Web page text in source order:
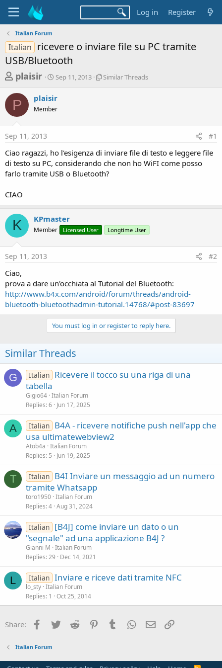
Log in Register
Italian Forum
Italian ricevere o inviare file su PC tramite
USB/Bluetooth
T
r
a
d
s
t
a
t
e
r
plaisir
S
r
t
a
Sep 11, 2013
S
r
r
e
a
Similar Threads
P plaisir
Member
Sep 11, 2013 #1
Ciao ragazzi, ho l'esigenza di inviare file di testo e leggere file
di testo su PC, considerando che non ho WiFI come posso
farlo tramite USB o Bluetooth?
CIAO
K KPmaster
Member Licensed User Longtime User
Sep 11, 2013 #2
Ciao,
prova a dare un'occhiata al Tutorial del Bluetooth:
http://www.b4x.com/android/forum/threads/android-
bluetooth-bluetoothadmin-tutorial.14768/#post-83697
You must log in or register to reply here.
Similar Threads
G Italian Ricevere il tocco su una riga di una
tabella
Gigio64 Italian Forum
Replies 6 Jun 17, 2025
A Italian B4A - ricevere notifiche push nell'app che
usa ultimatewebview2
Atob4a Italian Forum
Replies 5 Jun 19, 2025
T Italian B4I Inviare un messaggio ad un numero
tramite Whatsapp
toro1950 Italian Forum
Replies 4 Aug 31, 2024
Italian [B4J] come inviare un dato o un
"segnale" ad una applicazione B4J ?
Gianni M Italian Forum
Replies 29 Dec 14, 2021
L Italian Inviare e riceve dati tramite NFC
lo_sty Italian Forum
Replies 1 Oct 25, 2014
Share: Facebook
Twitter Reddit PinterestTumblr WhatsApp
Email
Italian Forum